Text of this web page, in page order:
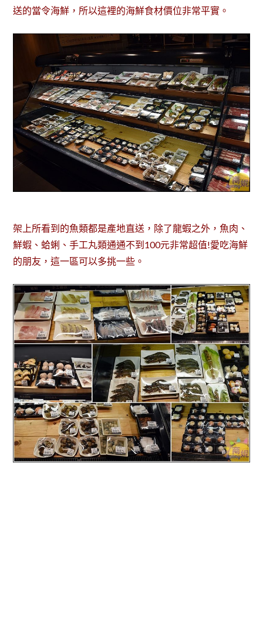
送的當令海鮮，所以這裡的海鮮食材價位非常平實。
架上所看到的魚類都是產地直送，除了龍蝦之外，魚肉、
鮮蝦、蛤蜊、手工丸類通通不到100元非常超值!愛吃海鮮
的朋友，這一區可以多挑一些。